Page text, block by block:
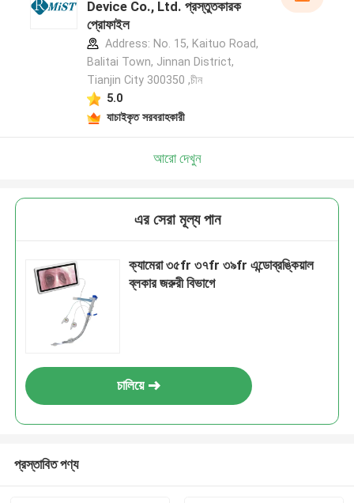
Device Co., Ltd. প্রস্তুতকারক
প্রোফাইল
Address: No. 15, Kaituo Road,
Balitai Town, Jinnan District,
Tianjin City 300350 ,চীন
5.0
যাচাইকৃত সরবরাহকারী
আরো দেখুন
এর সেরা মূল্য পান
ক্যামেরা ৩৫fr ৩৭fr ৩৯fr এন্ডোব্রঙ্কিয়াল
ব্লকার জরুরী বিভাগে
চালিয়ে
প্রস্তাবিত পণ্য